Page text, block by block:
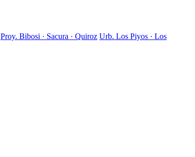
Proy. Bibosi · Sacura · Quiroz Urb. Los Piyos · Los